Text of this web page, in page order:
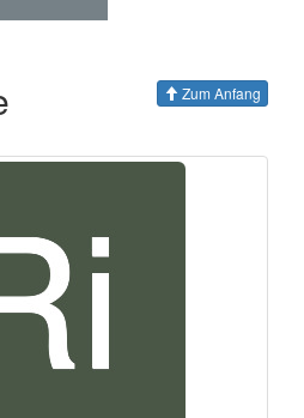
Zum Anfang